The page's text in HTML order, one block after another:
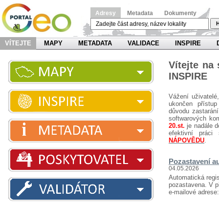
Adresy Metadata Dokumenty
VÍTEJTE MAPY METADATA VALIDACE INSPIRE
Vítejte na
INSPIRE
Vážení
ukončen
důvodu
softwarových
20.st. je nadále
efektivní práci
NÁPOVĚDU.
Pozastavení
04.05.2026
Automatická
pozastavena. V
e-mailové